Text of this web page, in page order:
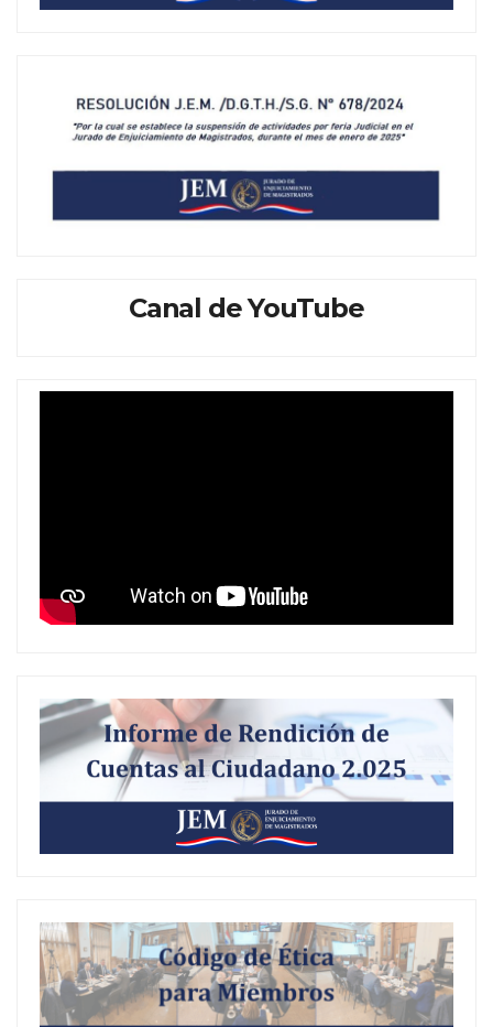
Canal de YouTube